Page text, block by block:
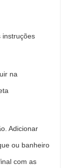
instruções
na
Adicionar
ou banheiro
com as